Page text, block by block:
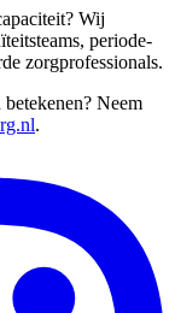
Wij
periode-
zorgprofessionals.
Neem
.